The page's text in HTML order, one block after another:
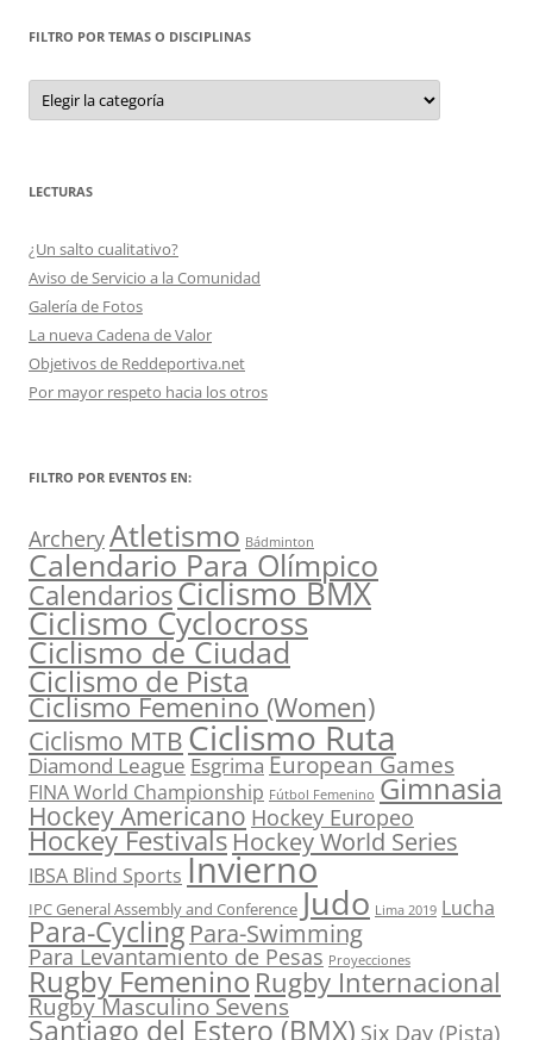
FILTRO POR TEMAS O DISCIPLINAS
Filtro
por
Temas
LECTURAS
¿Un salto cualitativo?
Aviso de Servicio a la Comunidad
Galería de Fotos
La nueva Cadena de Valor
Objetivos de Reddeportiva.net
Por mayor respeto hacia los otros
FILTRO POR EVENTOS EN:
ArcheryAtletismo Bádminton
Calendario Para Olímpico
CalendariosCiclismo BMX
Ciclismo Cyclocross
Ciclismo de Ciudad
Ciclismo de Pista
Ciclismo Femenino (Women)
Ciclismo MTBCiclismo Ruta
Diamond League EsgrimaEuropean Games
FINA World Championship Fútbol Femenino Gimnasia
Hockey Americano Hockey Europeo
Hockey FestivalsHockey World Series
IBSA Blind Sports Invierno
IPC General Assembly and Conference Judo Lima 2019 Lucha
Para-Cycling Para-Swimming
Para Levantamiento de Pesas Proyecciones
Rugby FemeninoRugby Internacional
Rugby Masculino Sevens
Santiago del Estero (BMX) Six Day (Pista)